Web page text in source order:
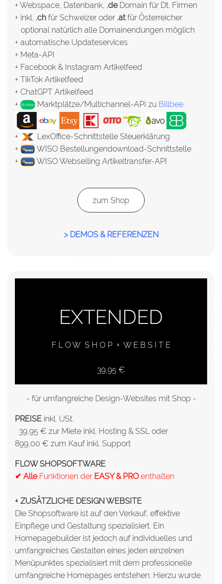
+ Webspace, Datenbank, .deDomain für Dt. Firmen
+ inkl. .ch für Schweizer oder .atfür Österreicher
optional natürlich alle Domainendungen möglich
+ automatische Updateservices
+ Meta-API
+ Facebook & Instagram Artikelfeed
+ TikTok Artikelfeed
+ ChatGPT Artikelfeed
+
Marktplätze/Multichannel-API zu Billbee
+
LexOffice-Schnittstelle Steuerklärung
+
WISO Bestellungendownload-Schnittstelle
+
WISO Webselling Artikeltransfer-API
zum Shop
> DEMOS & REFERENZEN
EXTENDED
F L O W S H O P + W E B S I T E
39,95 €
- für umfangreiche Design-Websites mit Shop -
PREISE inkl. USt.
39,95 € zur Miete inkl. Hosting & SSL oder
899,00 € zum Kauf inkl. Support
FLOW SHOPSOFTWARE
✔ Alle Funktionen der EASY & PRO enthalten
+ ZUSÄTZLICHE DESIGN WEBSITE
Die Shopsoftware ist auf den Verkauf, effektive
Einpflege und Gestaltung spezialisiert. Ein
Homepagebuilder ist jedoch auf individuelles und
umfangreiches Gestalten eines jeden einzelnen
Menüpunktes spezialisiert mit dem professionelle
umfangreiche Homepages entstehen. Hierzu wurde